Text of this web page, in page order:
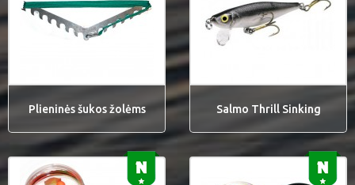
Plieninės šukos žolėms Salmo Thrill Sinking